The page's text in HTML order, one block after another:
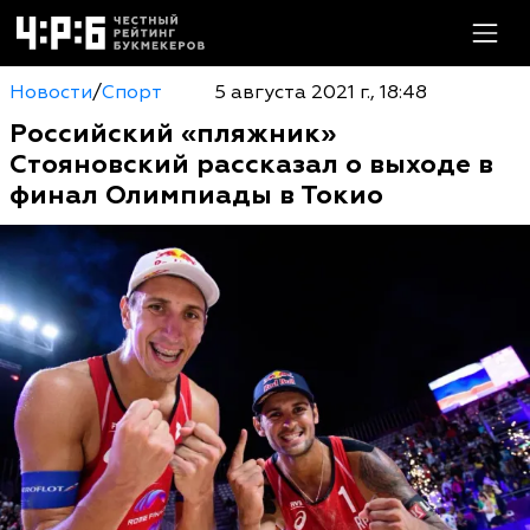
Новости/Спорт 5 августа 2021 г., 18:48
Российский «пляжник»
Стояновский рассказал о выходе в
финал Олимпиады в Токио